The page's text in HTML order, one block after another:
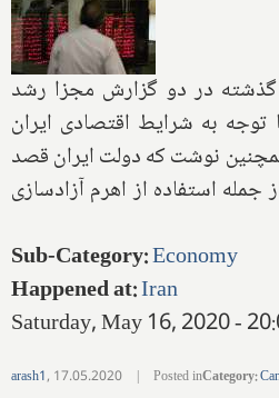
گذشته در دو گزارش مجزا رشد
توجه به شرایط اقتصادی ایران
نوشت که دولت ایران قصد
استفاده از اهرم آزادسازی
Sub-Category:Economy
Happened at:Iran
Saturday, May 16, 2020 -
arash1, 17.05.2020 | Posted inCategory: